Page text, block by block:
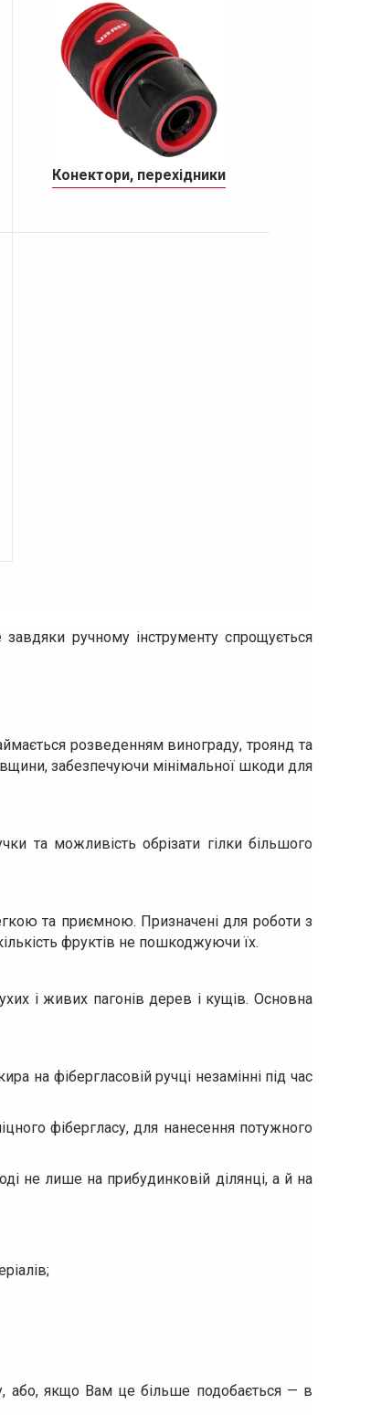
Конектори, перехідники
ручному інструменту спрощується
розведенням винограду, троянд та
забезпечуючи мінімальної шкоди для
та можливість обрізати гілки більшого
та приємною. Призначені для роботи з
фруктів не пошкоджуючи їх.
і живих пагонів дерев і кущів. Основна
на фібергласовій ручці незамінні під час
фібергласу, для нанесення потужного
не лише на прибудинковій ділянці, а й на
або, якщо Вам це більше подобається — в